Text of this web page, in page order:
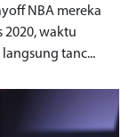
NBA mereka
2020, waktu
tanc...